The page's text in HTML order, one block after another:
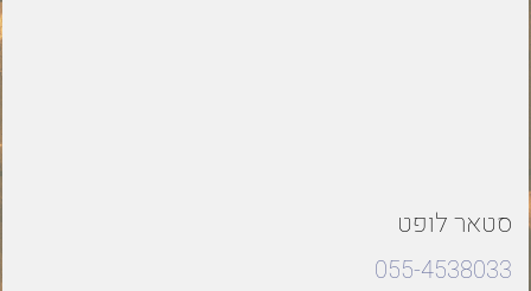
סטאר לופט
055-4538033